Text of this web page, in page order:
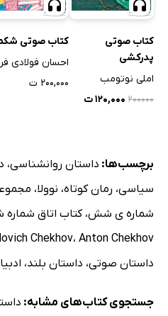
کتاب صوتی
پدرکشی
املی نوتومب
۲۰۰۰۰۰ ۱۲۰,۰۰۰ ت
کتاب صوتی
احسان فولادی
۲۰۰,۰۰۰ ت
برچسب‌ها: داستان روانشناسی،
سیاسی، رمان کوتاه، نوولا،
شماره ی شش،کتاب اتاق
Chekhov، Anton Chekhov
داستان صوتی، داستان بلند،
جستجوی کتاب‌های مشابه: